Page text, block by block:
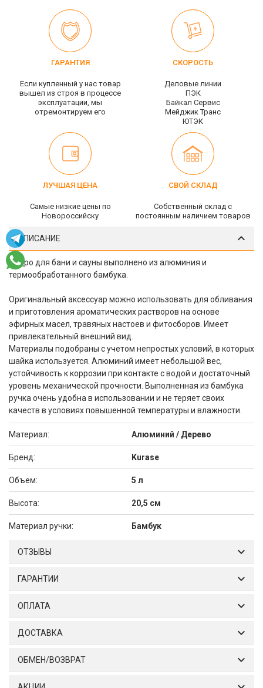
ГАРАНТИЯ
Если купленный у нас товар
вышел из строя в процессе
эксплуатации, мы
отремонтируем его
СКОРОСТЬ
Деловые линии
ПЭК
Байкал Сервис
Мейджик Транс
ЮТЭК
ЛУЧШАЯ ЦЕНА
Самые низкие цены по
Новороссийску
СВОЙ СКЛАД
Собственный склад c
постоянным наличием товаров
ОПИСАНИЕ
Ведро для бани и сауны выполнено из алюминия и
термообработанного бамбука.
Оригинальный аксессуар можно использовать для обливания
и приготовления ароматических растворов на основе
эфирных масел, травяных настоев и фитосборов. Имеет
привлекательный внешний вид.
Материалы подобраны с учетом непростых условий, в которых
шайка используется. Алюминий имеет небольшой вес,
устойчивость к коррозии при контакте с водой и достаточный
уровень механической прочности. Выполненная из бамбука
ручка очень удобна в использовании и не теряет своих
качеств в условиях повышенной температуры и влажности.
Материал: Алюминий / Дерево
Брeнд: Kurase
Объем: 5 л
Высота: 20,5 см
Материал ручки: Бамбук
ОТЗЫВЫ
ГАРАНТИИ
ОПЛАТА
ДОСТАВКА
ОБМЕН/ВОЗВРАТ